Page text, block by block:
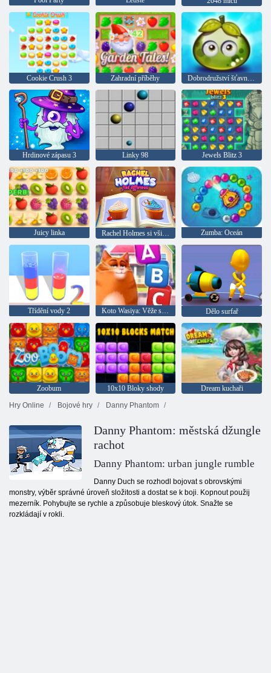
Cookie Crush 3 Zahradní příběhy
Hrdinové zápasu 3 Linky 98 Jewels Blitz 3
Juicy linka Rachel Holmes si všimla rozdílu Zumba: Oceán
Třídění vody 2 Koto Wasiya: Věže slov Dělo surfař
Zoobum 10x10 Bloky shody
Dream kuchaři
Hry Online
Bojové hry Danny Phantom
Danny Phantom: městská džungle
rachot
Danny Phantom: urban jungle rumble
Danny Duch se rozhodl bojovat s obrovskými
monstry, výběr správné úroveň složitosti a dostat se k boji. Kopnout použij
mezerník. Pohybujte se rychle a způsobuje bleskový útok. Snažte se
rozkládají v rokli.